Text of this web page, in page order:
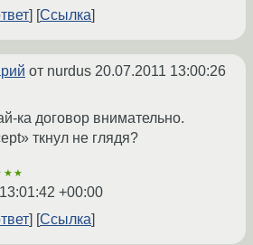
Ссылка
от nurdus 20.07.2011 13:00:26
ка договор внимательно.
ткнул не глядя?
+00:00
Ссылка